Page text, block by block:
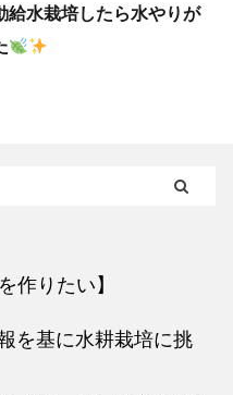
給水栽培したら水やりが
を作りたい】
を基に水耕栽培に挑